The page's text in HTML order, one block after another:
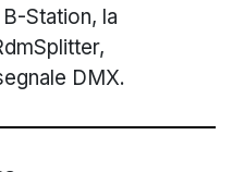
Station, la
DMX.